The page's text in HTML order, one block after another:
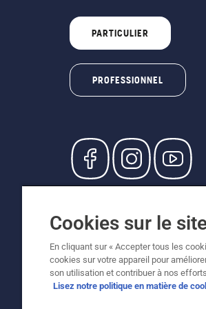
PARTICULIER
PROFESSIONNEL
© Husqvarna AB (publ).
participants, prix en
recommandés (TVA
Politique relative aux cookies
Cookies sur le
En cliquant sur « Accepter tous les
cookies sur votre appareil pour
son utilisation et contribuer à nos
Lisez notre politique en matière de